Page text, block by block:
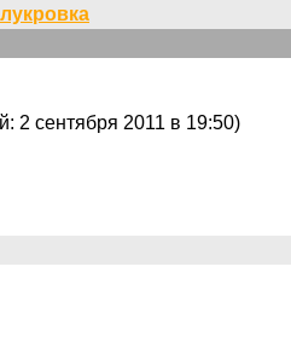
2 сентября 2011 в 19:50)